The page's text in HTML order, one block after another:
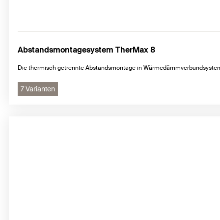
Abstandsmontagesystem TherMax 8
Die thermisch getrennte Abstandsmontage in
7 Varianten